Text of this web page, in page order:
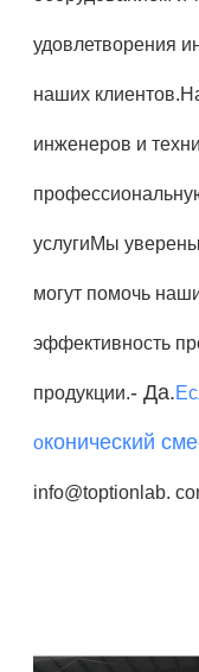
удовлетворения
наших
инженеров и
услугиМы
могут помочь
эффективность
продукции.- Да.
оконический
info@toptionlab.